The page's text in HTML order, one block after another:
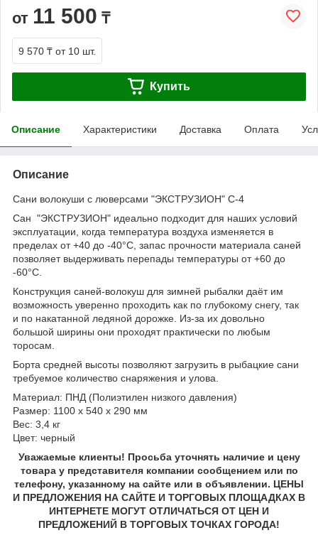
от 11 500 ₸
9 570 ₸ от 10 шт.
Купить
Описание Характеристики Доставка Оплата
Описание
Сани волокуши с люверсами "ЭКСТРУЗИОН" C-4
Сан "ЭКСТРУЗИОН" идеально подходит для наших условий
эксплуатации, когда температура воздуха изменяется в
пределах от +40 до -40°С, запас прочности материала саней
позволяет выдерживать перепады температуры от +60 до
-60°С.
Конструкция саней-волокуш для зимней рыбалки даёт им
возможность уверенно проходить как по глубокому снегу, так
и по накатанной ледяной дорожке. Из-за их довольно
большой ширины они проходят практически по любым
торосам.
Борта средней высоты позволяют загрузить в рыбацкие сани
требуемое количество снаряжения и улова.
Материал: ПНД (Полиэтилен низкого давления)
Размер: 1100 х 540 х 290 мм
Вес: 3,4 кг
Цвет: черный
Уважаемые клиенты! Просьба уточнять наличие и цену
товара у представителя компании сообщением или по
телефону, указанному на сайте или в объявлении. ЦЕНЫ
И ПРЕДЛОЖЕНИЯ НА САЙТЕ И ТОРГОВЫХ ПЛОЩАДКАХ В
ИНТЕРНЕТЕ МОГУТ ОТЛИЧАТЬСЯ ОТ ЦЕН И
ПРЕДЛОЖЕНИЙ В ТОРГОВЫХ ТОЧКАХ ГОРОДА!